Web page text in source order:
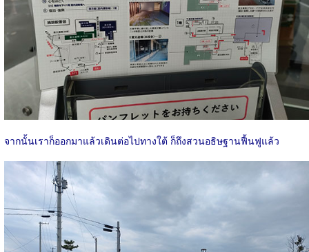
จากนั้นเราก็ออกมาแล้วเดินต่อไปทางใต้ ก็ถึงสวนอธิษฐานฟื้นฟูแล้ว